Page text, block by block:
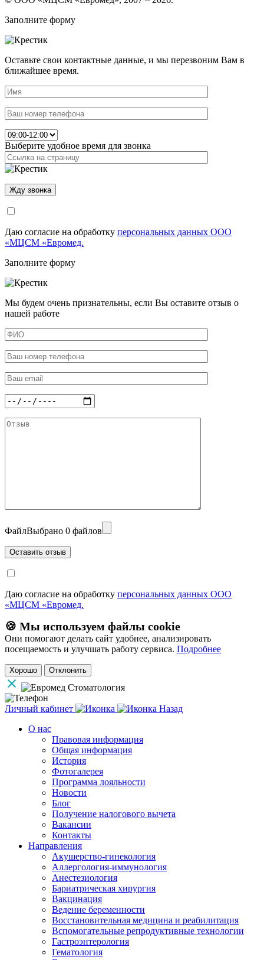
Заполните форму
Оставьте свои контактные данные, и мы перезвоним Вам в
ближайшее время.
Выберите удобное время для звонка
Даю согласие на обработку персональных данных ООО
«МЦСМ «Евромед.
Заполните форму
Мы будем очень признательны, если Вы оставите отзыв о
нашей работе
ФайлВыбрано 0 файлов
Даю согласие на обработку персональных данных ООО
«МЦСМ «Евромед.
🍪 Мы используем файлы cookie
Они помогают делать сайт удобнее, анализировать
посещаемость и улучшать работу сервиса. Подробнее
Хорошо Отклонить
Личный кабинет
Назад
О нас
Правовая информация
Общая информация
История
Фотогалерея
Программа лояльности
Новости
Блог
Получение налогового вычета
Вакансии
Контакты
Направления
Акушерство-гинекология
Аллергология-иммунология
Анестезиология
Бариатрическая хирургия
Вакцинация
Ведение беременности
Восстановительная медицина и реабилитация
Вспомогательные репродуктивные технологии
Гастроэнтерология
Гематология